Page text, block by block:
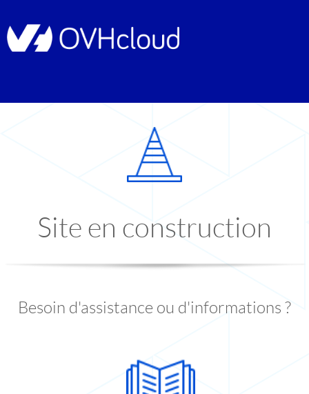
Site en construction
Besoin d'assistance ou d'informations ?